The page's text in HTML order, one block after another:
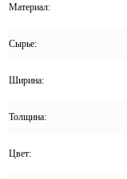
Материал:
Сырье:
Ширина:
Толщина:
Цвет: